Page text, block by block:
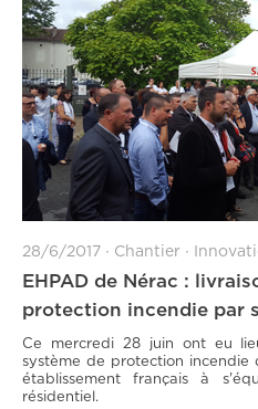
28/6/2017 ∙ Chantier ∙
EHPAD de Nérac :
protection incendie par
Ce mercredi 28 juin ont eu
système de protection incendie
établissement français à
résidentiel.